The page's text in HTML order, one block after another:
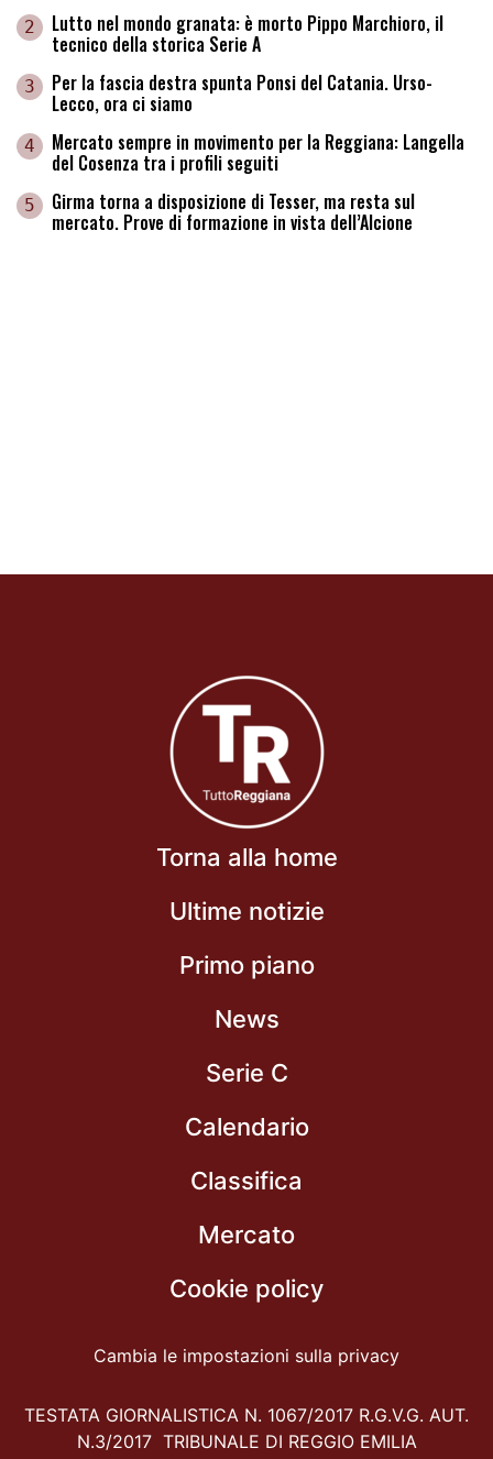
2 Lutto nel mondo granata: è morto Pippo Marchioro, il
tecnico della storica Serie A
3 Per la fascia destra spunta Ponsi del Catania. Urso-
Lecco, ora ci siamo
4 Mercato sempre in movimento per la Reggiana: Langella
del Cosenza tra i profili seguiti
5 Girma torna a disposizione di Tesser, ma resta sul
mercato. Prove di formazione in vista dell’Alcione
Torna alla home
Ultime notizie
Primo piano
News
Serie C
Calendario
Classifica
Mercato
Cookie policy
Cambia le impostazioni sulla privacy
TESTATA GIORNALISTICA N. 1067/2017 R.G.V.G. AUT.
N.3/2017 TRIBUNALE DI REGGIO EMILIA